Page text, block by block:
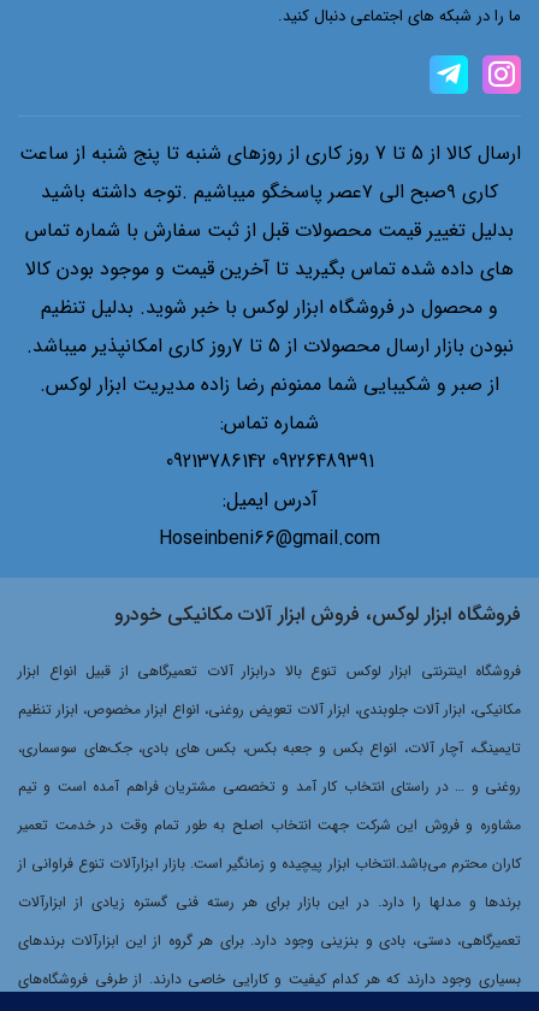
ما را در شبکه های اجتماعی دنبال کنید.
ارسال کالا از 5 تا 7 روز کاری از روزهای شنبه تا پنج شنبه از ساعت
کاری ۹صبح الی ۷عصر پاسخگو میباشیم .توجه داشته باشید
بدلیل تغییر قیمت محصولات قبل از ثبت سفارش با شماره تماس
های داده شده تماس بگیرید تا آخرین قیمت و موجود بودن کالا
و محصول در فروشگاه ابزار لوکس با خبر شوید. بدلیل تنظیم
نبودن بازار ارسال محصولات از 5 تا 7روز کاری امکانپذیر میباشد.
از صبر و شکیبایی شما ممنونم رضا زاده مدیریت ابزار لوکس.
شماره تماس:
09226489391 09213786142
آدرس ایمیل:
Hoseinbeni66@gmail.com
فروشگاه ابزار لوکس، فروش ابزار آلات مکانیکی خودرو
فروشگاه اینترنتی ابزار لوکس تنوع بالا درابزار آلات تعمیرگاهی از قبیل انواع ابزار
مکانیکی، ابزار آلات جلوبندی، ابزار آلات تعویض روغنی، انواع ابزار مخصوص، ابزار تنظیم
تایمینگ، آچار آلات، انواع بکس و جعبه بکس، بکس های بادی، جک‌های سوسماری،
روغنی و … در راستای انتخاب کار آمد و تخصصی مشتریان فراهم آمده است و تیم
مشاوره و فروش این شرکت جهت انتخاب اصلح به طور تمام وقت در خدمت تعمیر
کاران محترم می‌باشد.انتخاب ابزار پیچیده و زمانگیر است. بازار ابزارآلات تنوع فراوانی از
برندها و مدلها را دارد. در این بازار برای هر رسته فنی گستره زیادی از ابزارآلات
تعمیرگاهی، دستی، بادی و بنزینی وجود دارد. برای هر گروه از این ابزارآلات برندهای
بسیاری وجود دارند که هر کدام کیفیت و کارایی خاصی دارند. از طرفی فروشگاه‌های